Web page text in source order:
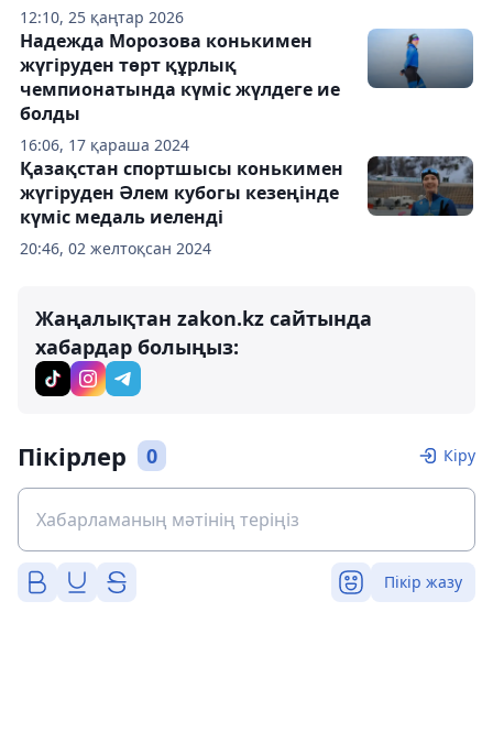
12:10, 25 қаңтар 2026
16:06, 17 қараша 2024
Надежда Морозова конькимен
жүгіруден төрт құрлық
чемпионатында күміс жүлдеге ие
болды
20:46, 02 желтоқсан 2024
Қазақстан спортшысы конькимен
жүгіруден Әлем кубогы кезеңінде
күміс медаль иеленді
Жаңалықтан zakon.kz сайтында
хабардар болыңыз:
Пікірлер 0 Кіру
Пікір жазу